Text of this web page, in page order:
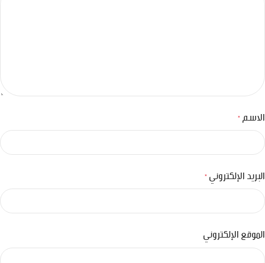
الاسم*
البريد الإلكتروني*
الموقع الإلكتروني